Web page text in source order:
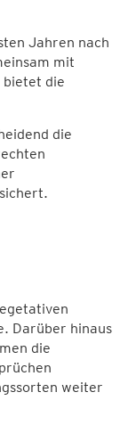
Jahren nach
mit
die
die
Darüber hinaus
die
weiter